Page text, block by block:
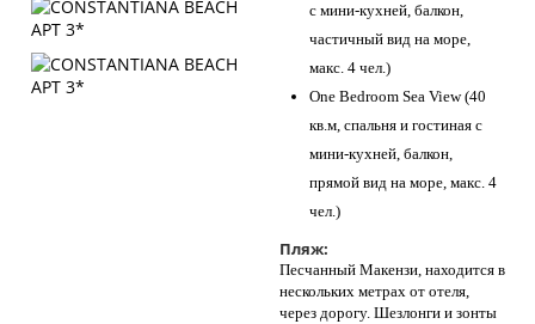
с мини-кухней, балкон,
частичный вид на море,
макс. 4 чел.)
One Bedroom Sea View (40
кв.м, спальня и гостиная с
мини-кухней, балкон,
прямой вид на море, макс. 4
чел.)
Пляж:
Песчанный Макензи, находится в
нескольких метрах от отеля,
через дорогу. Шезлонги и зонты